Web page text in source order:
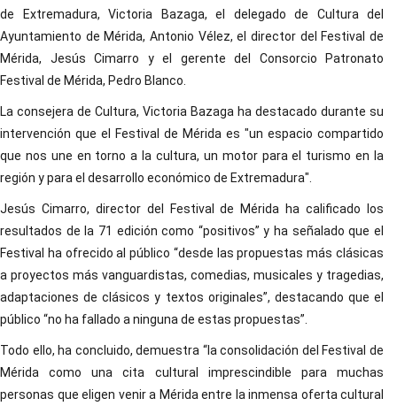
de Extremadura, Victoria Bazaga, el delegado de Cultura del
Ayuntamiento de Mérida, Antonio Vélez, el director del Festival de
Mérida, Jesús Cimarro y el gerente del Consorcio Patronato
Festival de Mérida, Pedro Blanco.
La consejera de Cultura, Victoria Bazaga ha destacado durante su
intervención que el Festival de Mérida es "un espacio compartido
que nos une en torno a la cultura, un motor para el turismo en la
región y para el desarrollo económico de Extremadura".
Jesús Cimarro, director del Festival de Mérida ha calificado los
resultados de la 71 edición como “positivos” y ha señalado que el
Festival ha ofrecido al público “desde las propuestas más clásicas
a proyectos más vanguardistas, comedias, musicales y tragedias,
adaptaciones de clásicos y textos originales”, destacando que el
público “no ha fallado a ninguna de estas propuestas”.
Todo ello, ha concluido, demuestra “la consolidación del Festival de
Mérida como una cita cultural imprescindible para muchas
personas que eligen venir a Mérida entre la inmensa oferta cultural